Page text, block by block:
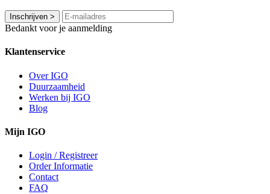
Inschrijven >
Bedankt voor je aanmelding
Klantenservice
Over IGO
Duurzaamheid
Werken bij IGO
Blog
Mijn IGO
Login / Registreer
Order Informatie
Contact
FAQ